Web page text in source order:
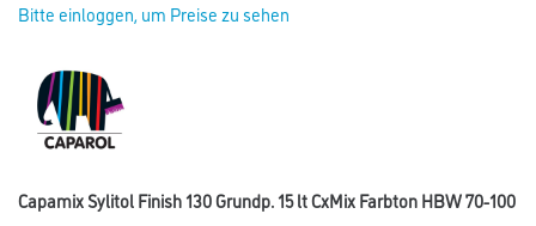
Bitte einloggen, um Preise zu sehen
Capamix Sylitol Finish 130 Grundp. 15 lt CxMix Farbton HBW 70-100